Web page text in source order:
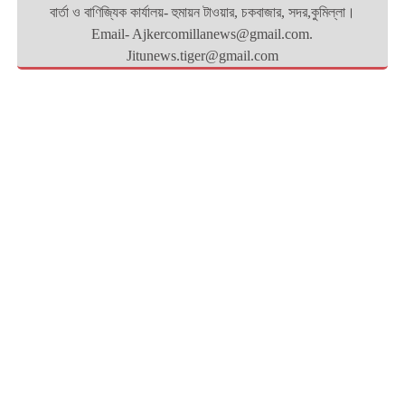
বার্তা ও বাণিজ্যিক কার্যালয়- হুমায়ন টাওয়ার, চকবাজার, সদর,কুমিল্লা।
Email- Ajkercomillanews@gmail.com.
Jitunews.tiger@gmail.com